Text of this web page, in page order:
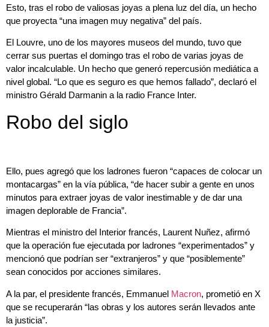
Esto, tras el robo de valiosas joyas a plena luz del día, un hecho
que proyecta “una imagen muy negativa” del país.
El Louvre, uno de los mayores museos del mundo, tuvo que
cerrar sus puertas el domingo tras el robo de varias joyas de
valor incalculable. Un hecho que generó repercusión mediática a
nivel global. “Lo que es seguro es que hemos fallado”, declaró el
ministro Gérald Darmanin a la radio France Inter.
Robo del siglo
Ello, pues agregó que los ladrones fueron “capaces de colocar un
montacargas” en la vía pública, “de hacer subir a gente en unos
minutos para extraer joyas de valor inestimable y de dar una
imagen deplorable de Francia”.
Mientras el ministro del Interior francés, Laurent Nuñez, afirmó
que la operación fue ejecutada por ladrones “experimentados” y
mencionó que podrían ser “extranjeros” y que “posiblemente”
sean conocidos por acciones similares.
A la par, el presidente francés, Emmanuel Macron, prometió en X
que se recuperarán “las obras y los autores serán llevados ante
la justicia”.